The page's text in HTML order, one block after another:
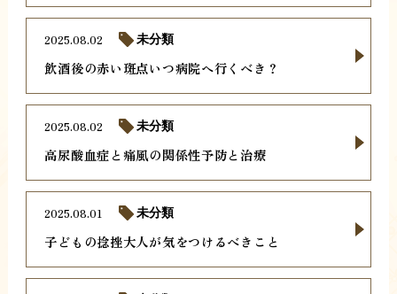
飲酒後の赤い斑点いつ病院へ行くべき？
2025.08.02 未分類
高尿酸血症と痛風の関係性予防と治療
2025.08.02 未分類
子どもの捻挫大人が気をつけるべきこと
2025.08.01 未分類